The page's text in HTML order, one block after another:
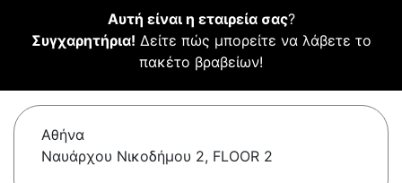
Αυτή είναι η εταιρεία σας?
Συγχαρητήρια! Δείτε πώς μπορείτε να λάβετε το
πακέτο βραβείων!
Αθήνα
Ναυάρχου Νικοδήμου 2, FLOOR 2